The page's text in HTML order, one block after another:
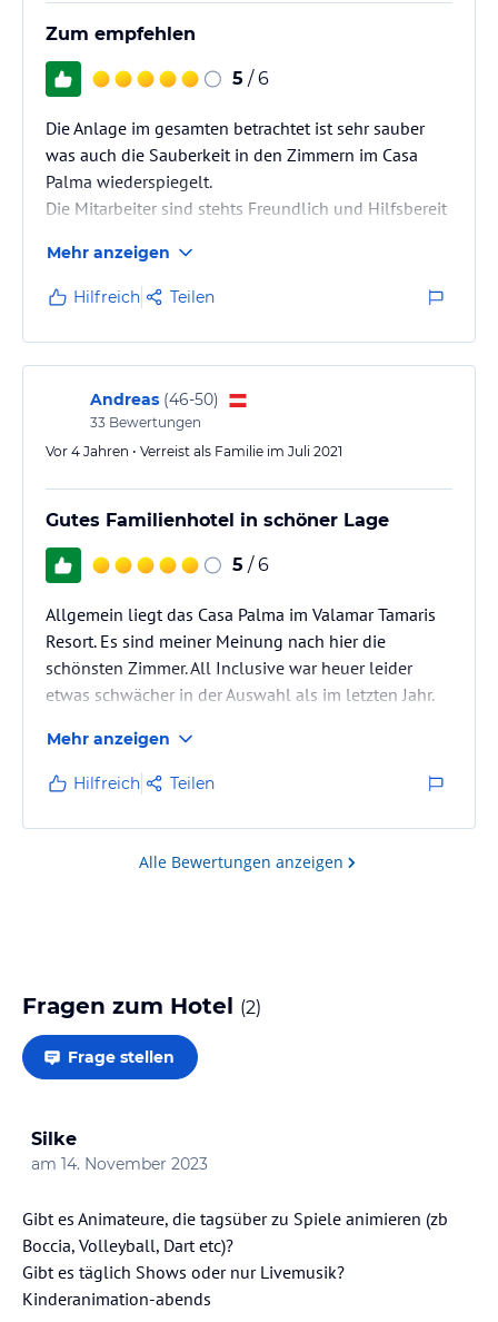
ohne Gewähr und ohne Prüfung durch HolidayCheck. Bitte
jeweiligen Veranstalters.
Zum empfehlen
5 / 6
Die Anlage im gesamten betrachtet ist sehr sauber
was auch die Sauberkeit in den Zimmern im Casa
Palma wiederspiegelt.
Die Mitarbeiter sind stehts Freundlich und Hilfsbereit
Mehr anzeigen
Hilfreich Teilen
Andreas (46-50)
33 Bewertungen
Vor 4 Jahren • Verreist als Familie im Juli 2021
Gutes Familienhotel in schöner Lage
5 / 6
Allgemein liegt das Casa Palma im Valamar Tamaris
Resort. Es sind meiner Meinung nach hier die
schönsten Zimmer. All Inclusive war heuer leider
etwas schwächer in der Auswahl als im letzten Jahr.
Liegen, was einfach nicht passieren darf! Sonst ist es
wirklich schönes Hotel in wunderbarer Lager auf der
Halbinsel Lanterna.
Mehr anzeigen
Hilfreich Teilen
Alle Bewertungen anzeigen
Fragen zum Hotel (2)
Frage stellen
Silke
am 14. November 2023
Gibt es Animateure, die tagsüber zu Spiele animieren (zb
Boccia, Volleyball, Dart etc)?
Gibt es täglich Shows oder nur Livemusik?
Kinderanimation-abends